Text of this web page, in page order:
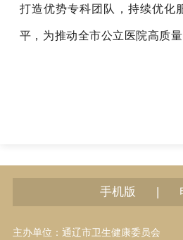
打造优势专科团队，持续优化
平，为推动全市公立医院高质
手机版 |
主办单位：通辽市卫生健康委员会